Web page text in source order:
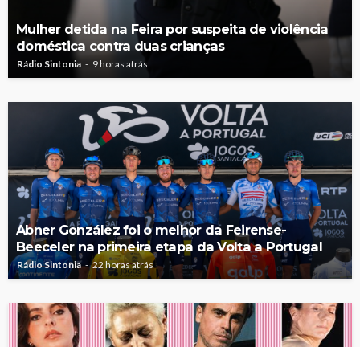
Mulher detida na Feira por suspeita de violência
doméstica contra duas crianças
Rádio Sintonia 9 horas atrás
Abner González foi o melhor da Feirense-
Beeceler na primeira etapa da Volta a Portugal
Rádio Sintonia 22 horas atrás